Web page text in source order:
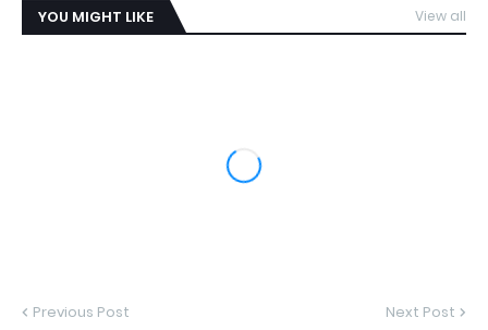
YOU MIGHT LIKE View all
Previous Post Next Post